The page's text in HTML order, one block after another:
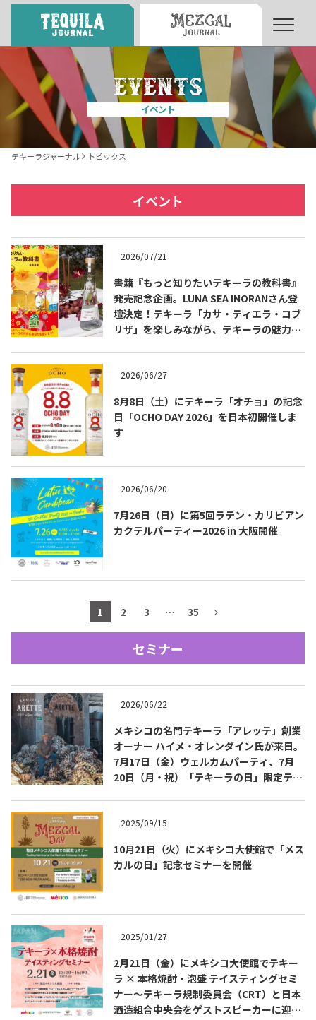
About About Tequila Journal
テキーラとは What’s Tequila
テキーラマーケット
テキーラの飲み方 How to Drink Tequila
メキシコ料理 Cuisines of Mexico
メキシコ旅行
メキシコの記念日
トピックス一覧
テキーラ・メスカルが飲める
バー＆レストラン
Bar & Restaurant
Tequila Journal SNS 在日メキシコ大使館 SNS
イベント
テキーラジャーナル トピックス
イベント
2026/07/21
書籍『もっと知りたいテキーラの教科書』
発売記念企画。LUNA SEA INORANさん登
壇決定！テキーラ「カサ・ティエラ・コブ
リザ」を楽しみながら、テキーラの魅力を
っと知りたいテキーラの教科書』発売記念
2026/06/27
8月8日（土）にテキーラ「オチョ」の記念
日「OCHO DAY 2026」を日本初開催しま
す
2026/06/20
7月26日（日）に第5回ラテン・カリビアン
カクテルパーティー2026 in 大阪開催
1 2 3 … 35
セミナー
2026/06/22
メキシコの名門テキーラ「アレッテ」創業
オーナー ハイメ・オレンダイン氏が来日。
7月17日（金）ウェルカムパーティ、7月
20日（月・祝）「テキーラの日」限定テイ
2025/09/15
10月21日（火）にメキシコ大使館で「メス
カルの日」記念セミナーを開催
2025/01/27
2月21日（金）にメキシコ大使館でテキー
ラ × 本格焼酎・泡盛 テイスティングセミ
ナー～テキーラ規制委員会（CRT）と日本
酒造組合中央会をゲストスピーカーに迎え